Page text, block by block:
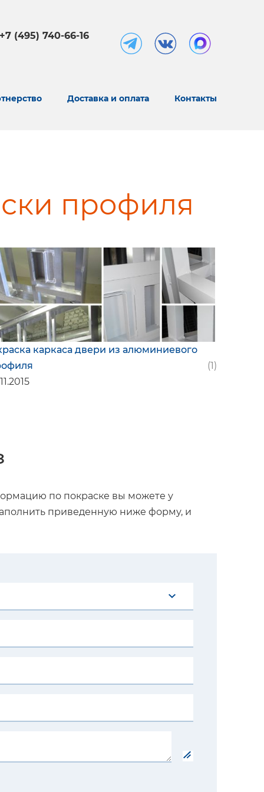
+7 (495) 740-66-16
Доставка и оплата Контакты
профиля
каркаса двери из алюминиевого
(1)
по покраске вы можете у
приведенную ниже форму, и